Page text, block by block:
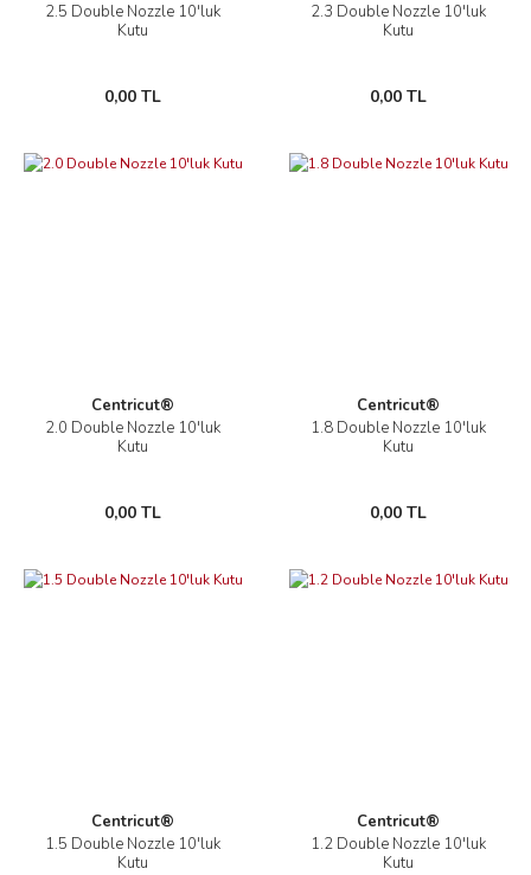
2.5 Double Nozzle 10'luk
Kutu
0,00 TL
2.3 Double Nozzle 10'luk
Kutu
0,00 TL
Centricut®
2.0 Double Nozzle 10'luk
Kutu
0,00 TL
Centricut®
1.8 Double Nozzle 10'luk
Kutu
0,00 TL
Centricut®
1.5 Double Nozzle 10'luk
Kutu
Centricut®
1.2 Double Nozzle 10'luk
Kutu